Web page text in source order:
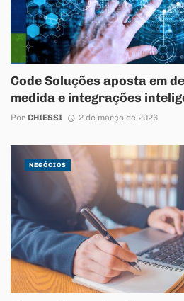
Code Soluções aposta em
medida e integrações
Por CHIESSI 2 de março de 2026
NEGÓCIOS